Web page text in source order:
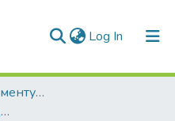
Log In (current)
Факультет менеджменту та маркетингу (ФММ)
Кафедра економіки і підприємництва (КЕП)